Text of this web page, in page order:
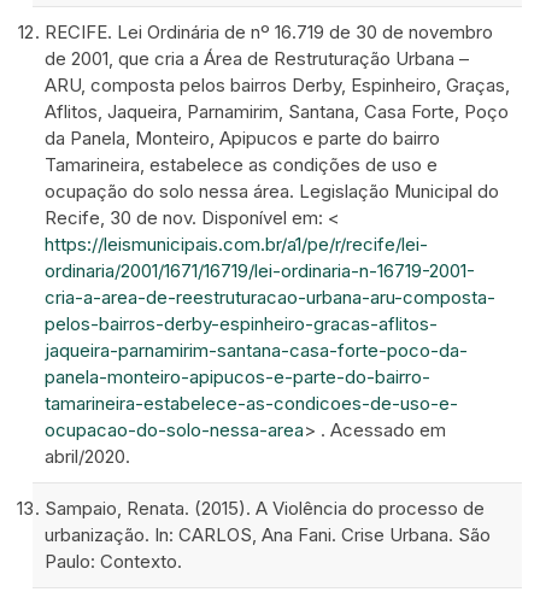
RECIFE. Lei Ordinária de nº 16.719 de 30 de novembro
de 2001, que cria a Área de Restruturação Urbana –
ARU, composta pelos bairros Derby, Espinheiro, Graças,
Aflitos, Jaqueira, Parnamirim, Santana, Casa Forte, Poço
da Panela, Monteiro, Apipucos e parte do bairro
Tamarineira, estabelece as condições de uso e
ocupação do solo nessa área. Legislação Municipal do
Recife, 30 de nov. Disponível em: <
https://leismunicipais.com.br/a1/pe/r/recife/lei-
ordinaria/2001/1671/16719/lei-ordinaria-n-16719-2001-
cria-a-area-de-reestruturacao-urbana-aru-composta-
pelos-bairros-derby-espinheiro-gracas-aflitos-
jaqueira-parnamirim-santana-casa-forte-poco-da-
panela-monteiro-apipucos-e-parte-do-bairro-
tamarineira-estabelece-as-condicoes-de-uso-e-
ocupacao-do-solo-nessa-area> . Acessado em
abril/2020.
Sampaio, Renata. (2015). A Violência do processo de
urbanização. In: CARLOS, Ana Fani. Crise Urbana. São
Paulo: Contexto.